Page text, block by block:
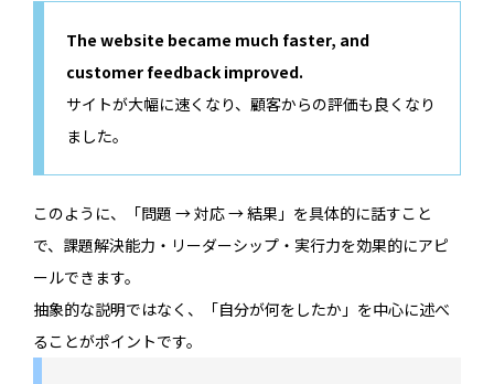
The website became much faster, and
customer feedback improved.
サイトが大幅に速くなり、顧客からの評価も良くなり
ました。
このように、「問題 → 対応 → 結果」を具体的に話すこと
で、課題解決能力・リーダーシップ・実行力を効果的にアピ
ールできます。
抽象的な説明ではなく、「自分が何をしたか」を中心に述べ
ることがポイントです。